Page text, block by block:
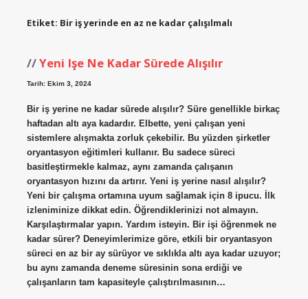
Etiket: Bir iş yerinde en az ne kadar çalışılmalı
Yeni Işe Ne Kadar Sürede Alışılır
Tarih: Ekim 3, 2024
Bir iş yerine ne kadar sürede alışılır? Süre genellikle birkaç
haftadan altı aya kadardır. Elbette, yeni çalışan yeni
sistemlere alışmakta zorluk çekebilir. Bu yüzden şirketler
oryantasyon eğitimleri kullanır. Bu sadece süreci
basitleştirmekle kalmaz, aynı zamanda çalışanın
oryantasyon hızını da artırır. Yeni iş yerine nasıl alışılır?
Yeni bir çalışma ortamına uyum sağlamak için 8 ipucu. İlk
izleniminize dikkat edin. Öğrendiklerinizi not almayın.
Karşılaştırmalar yapın. Yardım isteyin. Bir işi öğrenmek ne
kadar sürer? Deneyimlerimize göre, etkili bir oryantasyon
süreci en az bir ay sürüyor ve sıklıkla altı aya kadar uzuyor;
bu aynı zamanda deneme süresinin sona erdiği ve
çalışanların tam kapasiteyle çalıştırılmasının…